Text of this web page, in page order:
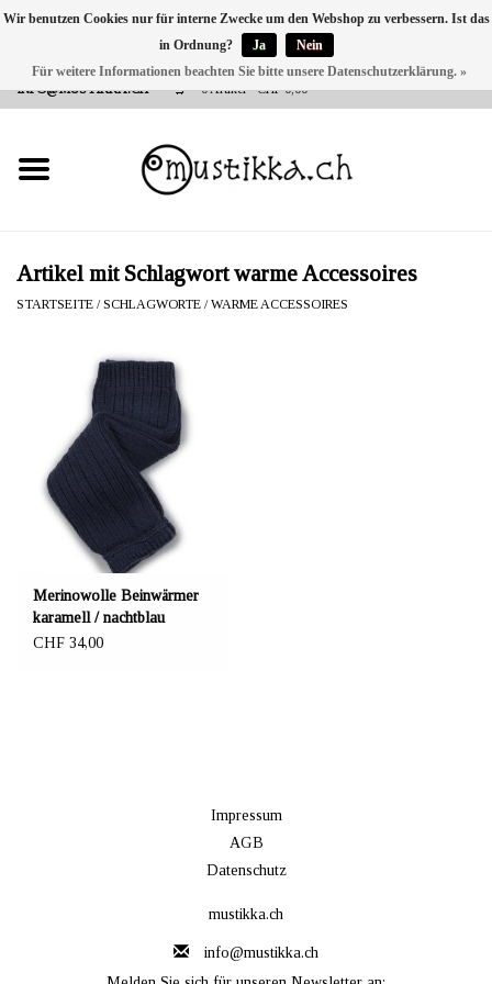
VERSANDKOSTEN 0 CHF INNERHALB CH | INT. VERSAND ÜBER
INFO@MUSTIKKA.CH
0 Artikel - CHF 0,00
NEU BEI UNS
SHOP - A PIECE OF
FINLAND FOR YOU
Artikel mit Schlagwort warme Accessoires
STARTSEITE /SCHLAGWORTE /WARME ACCESSOIRES
Merinowolle Beinwärmer
karamell / nachtblau
CHF 34,00
Impressum
AGB
Datenschutz
mustikka.ch
info@mustikka.ch
Wir benutzen Cookies nur für interne Zwecke um den Webshop zu verbessern. Ist das
in Ordnung?
Ja
Nein
Für weitere Informationen beachten Sie bitte unsere Datenschutzerklärung. »